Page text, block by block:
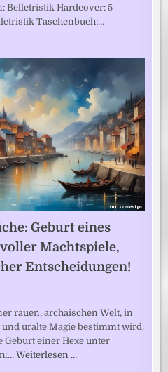
Belletristik Hardcover: 5
Taschenbuch:…
Geburt eines
Machtspiele,
Entscheidungen!
rauen, archaischen Welt, in
uralte Magie bestimmt wird.
Geburt einer Hexe unter
Weiterlesen …